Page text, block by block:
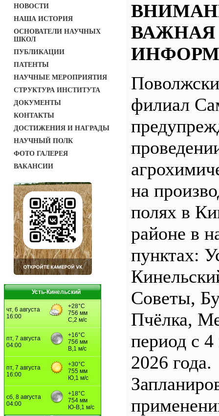
НОВОСТИ
НАША ИСТОРИЯ
ОСНОВАТЕЛИ НАУЧНЫХ
ШКОЛ
ПУБЛИКАЦИИ
ПАТЕНТЫ
НАУЧНЫЕ МЕРОПРИЯТИЯ
СТРУКТУРА ИНСТИТУТА
ДОКУМЕНТЫ
КОНТАКТЫ
ДОСТИЖЕНИЯ И НАГРАДЫ
НАУЧНЫЙ ПОЛК
ФОТО ГАЛЕРЕЯ
ВАКАНСИИ
Усть-Кинельский
ВАЖНАЯ
филиал
на
полях в
районе в
пунктах:
Советы,
Пчёлка,
период с 4
2026 года.